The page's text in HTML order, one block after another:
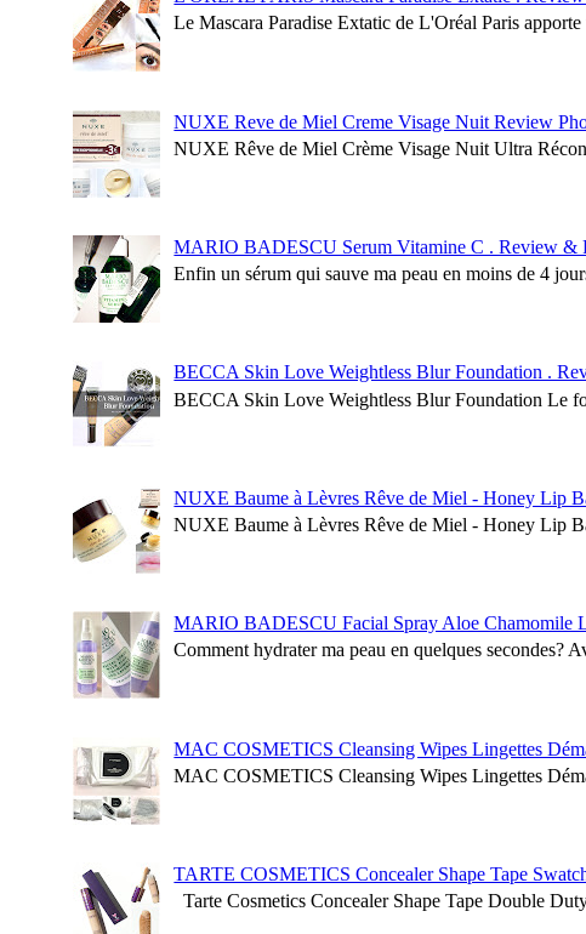
Le Mascara Paradise Extatic de L'Oréal Paris
NUXE Reve de Miel Creme Visage Nuit Review
NUXE Rêve de Miel Crème Visage Nuit Ultra
MARIO BADESCU Serum Vitamine C . Review &
Enfin un sérum qui sauve ma peau en moins de 4
BECCA Skin Love Weightless Blur Foundation .
BECCA Skin Love Weightless Blur Foundation Le
NUXE Baume à Lèvres Rêve de Miel - Honey Lip
NUXE Baume à Lèvres Rêve de Miel - Honey Lip
MARIO BADESCU Facial Spray Aloe Chamomile
Comment hydrater ma peau en quelques secondes?
MAC COSMETICS Cleansing Wipes Lingettes
MAC COSMETICS Cleansing Wipes Lingettes
TARTE COSMETICS Concealer Shape Tape
Tarte Cosmetics Concealer Shape Tape Double